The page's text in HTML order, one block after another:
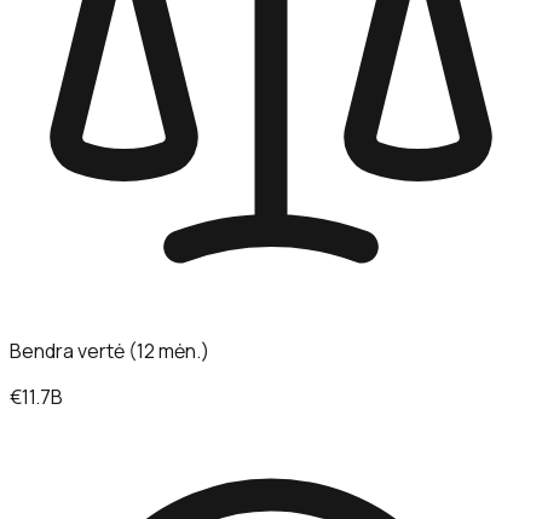
Bendra vertė (12 mėn.)
€11.7B